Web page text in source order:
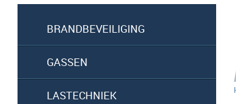
BRANDBEVEILIGING
GASSEN
LASTECHNIEK